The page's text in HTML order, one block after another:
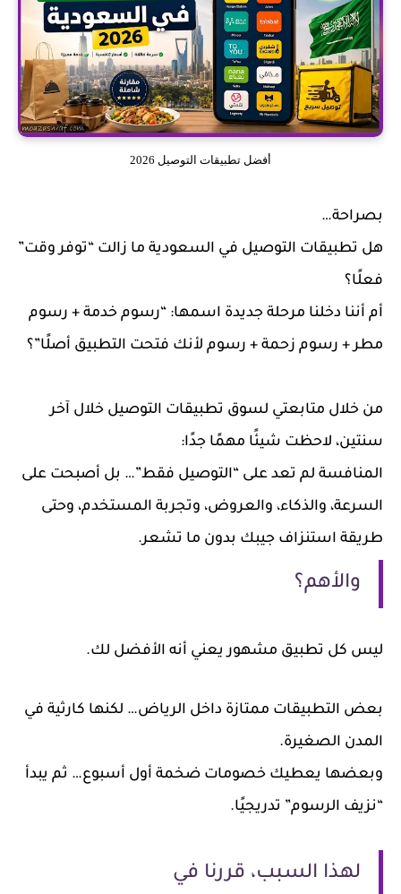
أفضل تطبيقات التوصيل 2026
تطبيقات التوصيل في السعودية ما زالت “توفر وقت”
أننا دخلنا مرحلة جديدة اسمها: “رسوم خدمة + رسوم
+ رسوم زحمة + رسوم لأنك فتحت التطبيق أصلًا”؟
خلال متابعتي لسوق تطبيقات التوصيل خلال آخر
لاحظت شيئًا مهمًا جدًا:
لم تعد على “التوصيل فقط”… بل أصبحت على
والذكاء، والعروض، وتجربة المستخدم، وحتى
استنزاف جيبك بدون ما تشعر.
والأهم؟
كل تطبيق مشهور يعني أنه الأفضل لك.
التطبيقات ممتازة داخل الرياض… لكنها كارثية في
الصغيرة.
يعطيك خصومات ضخمة أول أسبوع… ثم يبدأ
الرسوم” تدريجيًا.
لهذا السبب، قررنا في